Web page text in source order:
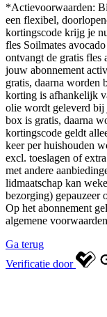
*Actievoorwaarden:
een flexibel,
kortingscode krijg je
fles Soilmates
ontvangt de gratis fles
jouw abonnement
gratis, daarna worden
korting is afhankelijk
olie wordt geleverd bij
box is gratis, daarna
kortingscode geldt
keer per huishouden
excl. toeslagen of
met andere
lidmaatschap kan
bezorging) gepauzeer
Op het abonnement
algemene
Ga terug
Verificatie door